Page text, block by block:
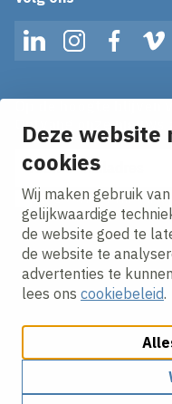
Deze website
cookies
Wij maken gebruik
gelijkwaardige
de website goed te
de website te
advertenties te
lees ons cookiebeleid.
LinkedInInstagramFacebook
Ontvang onze
E-mailadres
Ik ga akkoord met het
Cookies aanpassen